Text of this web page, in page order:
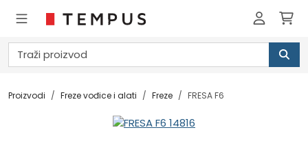
Proizvodi Freze vođice i alati Freze FRESA F6